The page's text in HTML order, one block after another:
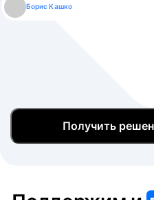
Борис Кашко
Юлия Изоитко
Александр Кулагин
Даниил Макаров
Екатерина Лазаренко
Получить